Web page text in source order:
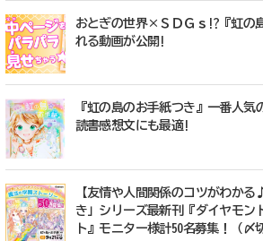
おとぎの世界×ＳＤＧｓ!?『虹の
れる動画が公開!
『虹の島のお手紙つき』一番人
読書感想文にも最適!
【友情や人間関係のコツがわか
き」シリーズ最新刊『ダイヤモ
ト』モニター様計50名募集！（〆